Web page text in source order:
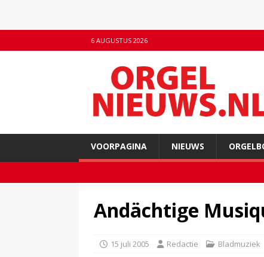
6 AUGUSTUS 2026
VOORPAGINA NIEUWS
Andächtige
15 juli 2005 Redactie Bladmuziek